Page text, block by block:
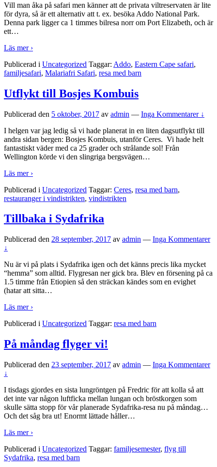
Vill man åka på safari men känner att de privata viltreservaten är lite
för dyra, så är ett alternativ att t. ex. besöka Addo National Park.
Denna park ligger ca 1 timmes bilresa norr om Port Elizabeth, och är
ett…
Läs mer ›
Publicerad i Uncategorized Taggar: Addo, Eastern Cape safari,
familjesafari, Malariafri Safari, resa med barn
Utflykt till Bosjes Kombuis
Publicerad den 5 oktober, 2017 av admin — Inga Kommentarer ↓
I helgen var jag ledig så vi hade planerat in en liten dagsutflykt till
andra sidan bergen: Bosjes Kombuis, utanför Ceres. Vi hade helt
fantastiskt väder med ca 25 grader och strålande sol! Från
Wellington körde vi den slingriga bergsvägen…
Läs mer ›
Publicerad i Uncategorized Taggar: Ceres, resa med barn,
restauranger i vindistrikten, vindistrikten
Tillbaka i Sydafrika
Publicerad den 28 september, 2017 av admin — Inga Kommentarer
↓
Nu är vi på plats i Sydafrika igen och det känns precis lika mycket
“hemma” som alltid. Flygresan ner gick bra. Blev en försening på ca
1.5 timme från Etiopien så den sträckan kändes som en evighet
(hatar att sitta…
Läs mer ›
Publicerad i Uncategorized Taggar: resa med barn
På måndag flyger vi!
Publicerad den 23 september, 2017 av admin — Inga Kommentarer
↓
I tisdags gjordes en sista lungröntgen på Fredric för att kolla så att
det inte var någon luftficka mellan lungan och bröstkorgen som
skulle sätta stopp för vår planerade Sydafrika-resa nu på måndag…
Och det såg bra ut! Enormt lättade håller…
Läs mer ›
Publicerad i Uncategorized Taggar: familjesemester, flyg till
Sydafrika, resa med barn